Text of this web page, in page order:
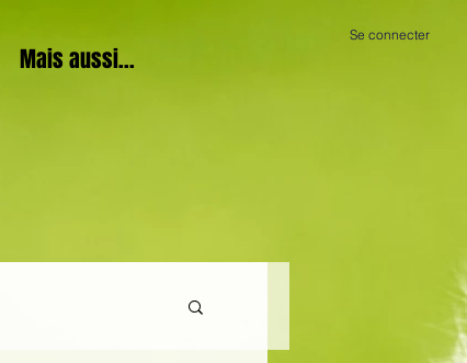
Mais aussi...
Se connecter